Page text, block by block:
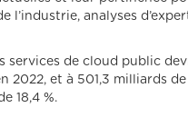
l’industrie, analyses
services de cloud public
2022, et à 501,3 milliards
18,4 %.